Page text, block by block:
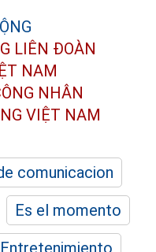
LIÊN ĐOÀN
NAM
NHÂN
VIỆT NAM
comunicacion
Es el momento